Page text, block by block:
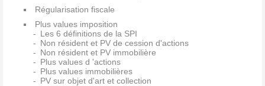
Régularisation fiscale
Plus values imposition
Les 6 définitions de la SPI
Non résident et PV de cession d'actions
Non résident et PV immobilière
Plus values d 'actions
Plus values immobilières
PV sur objet d'art et collection